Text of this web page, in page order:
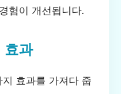
험이 개선됩니다.
효과
효과를 가져다 줍